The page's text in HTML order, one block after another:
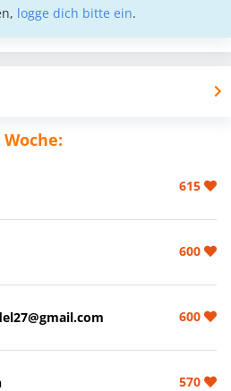
logge dich bitte ein.
615
600
600
570